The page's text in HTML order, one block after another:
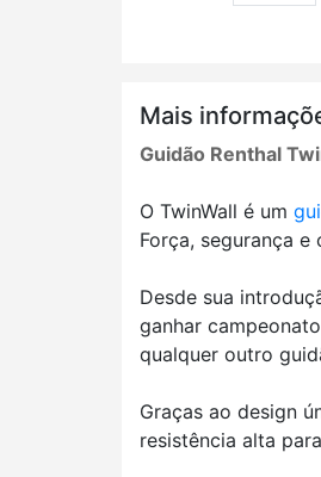
Mais
Guidão Renthal
O TwinWall é um
Força, segurança
Desde sua
ganhar
qualquer outro
Graças ao design
resistência alta